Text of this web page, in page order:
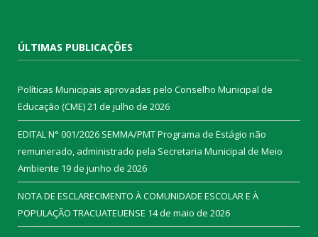
ÚLTIMAS PUBLICAÇÕES
Políticas Municipais aprovadas pelo Conselho Municipal de
Educação (CME)21 de julho de 2026
EDITAL N° 001/2026 SEMMA/PMT Programa de Estágio não
remunerado, administrado pela Secretaria Municipal de Meio
Ambiente 19 de junho de 2026
NOTA DE ESCLARECIMENTO À COMUNIDADE ESCOLAR E À
POPULAÇÃO TRACUATEUENSE 14 de maio de 2026